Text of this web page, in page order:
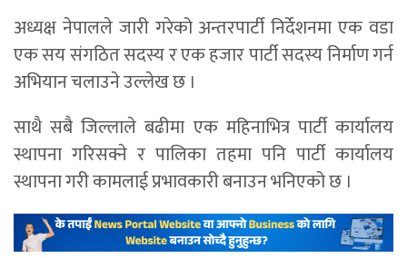
अध्यक्ष नेपालले जारी गरेको अन्तरपार्टी निर्देशनमा एक वडा
एक सय संगठित सदस्य र एक हजार पार्टी सदस्य निर्माण गर्न
अभियान चलाउने उल्लेख छ ।
साथै सबै जिल्लाले बढीमा एक महिनाभित्र पार्टी कार्यालय
स्थापना गरिसक्ने र पालिका तहमा पनि पार्टी कार्यालय
स्थापना गरी कामलाई प्रभावकारी बनाउन भनिएको छ ।